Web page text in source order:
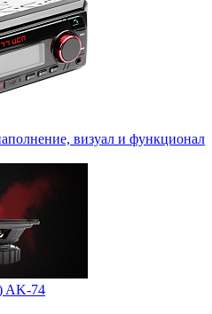
визуал и функционал
AK-74